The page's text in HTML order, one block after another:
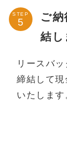
STEP
ご
結し
リースバ
締結して
いたします